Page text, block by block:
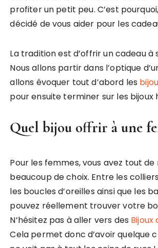
profiter un petit peu. C’est
décidé de vous aider pour les
La tradition est d’offrir un cadeau à
Nous allons partir dans l’optique
allons évoquer tout d’abord les
pour ensuite terminer sur les bijoux
Quel bijou offrir à une
Pour les femmes, vous avez tout
beaucoup de choix. Entre les
les boucles d’oreilles ainsi que les
pouvez réellement trouver votre
N’hésitez pas à aller vers des
Cela permet donc d’avoir quelque